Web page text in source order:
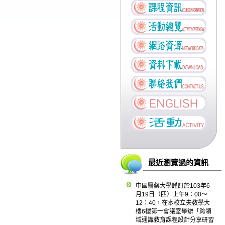
最近瀏覽過的資訊
中國醫藥大學謹訂於103年6
月19日（四）上午9：00～
12：40，在本校立夫教學大
樓6樓第一會議室舉辦「跨領
域通識教育課程設計分享研習